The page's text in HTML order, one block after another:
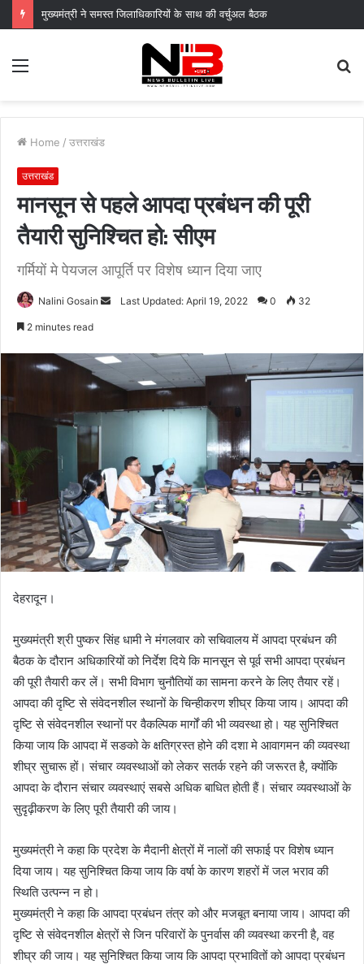
मुख्यमंत्री ने समस्त जिलाधिकारियों के साथ की वर्चुअल बैठक
Menu
Home / उत्तराखंड
उत्तराखंड
मानसून से पहले आपदा प्रबंधन की पूरी
तैयारी सुनिश्चित हो: सीएम
गर्मियों मे पेयजल आपूर्ति पर विशेष ध्यान दिया जाए
Nalini Gosain
SendLast Updated: April 19, 2022 0 32
2 minutes read
देहरादून।
मुख्यमंत्री श्री पुष्कर सिंह धामी ने मंगलवार को सचिवालय में आपदा प्रबंधन की
बैठक के दौरान अधिकारियों को निर्देश दिये कि मानसून से पूर्व सभी आपदा प्रबंधन
की पूरी तैयारी कर लें। सभी विभाग चुनौतियों का सामना करने के लिए तैयार रहें।
आपदा की दृष्टि से संवेदनशील स्थानों के चिन्हीकरण शीघ्र किया जाय। आपदा की
दृष्टि से संवेदनशील स्थानों पर वैकल्पिक मार्गों की भी व्यवस्था हो। यह सुनिश्चित
किया जाय कि आपदा में सङको के क्षतिग्रस्त होने की दशा मे आवागमन की व्यवस्था
शीघ्र सुचारू हों। संचार व्यवस्थाओं को लेकर सतर्क रहने की जरूरत है, क्योंकि
आपदा के दौरान संचार व्यवस्थाएं सबसे अधिक बाधित होती हैं। संचार व्यवस्थाओं के
सुदृढ़ीकरण के लिए पूरी तैयारी की जाय।
मुख्यमंत्री ने कहा कि प्रदेश के मैदानी क्षेत्रों में नालों की सफाई पर विशेष ध्यान
दिया जाय। यह सुनिश्चित किया जाय कि वर्षा के कारण शहरों में जल भराव की
स्थिति उत्पन्न न हो।
मुख्यमंत्री ने कहा कि आपदा प्रबंधन तंत्र को और मजबूत बनाया जाय। आपदा की
दृष्टि से संवेदनशील क्षेत्रों से जिन परिवारों के पुनर्वास की व्यवस्था करनी है, वह
शीघ्र की जाय। यह सुनिश्चित किया जाय कि आपदा प्रभावितों को आपदा प्रबंधन